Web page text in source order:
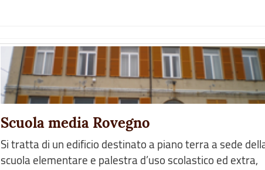
Scuola media Rovegno
Si tratta di un edificio destinato a piano terra a sede
scuola elementare e palestra d’uso scolastico ed extra,